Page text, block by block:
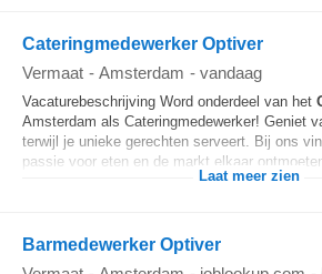
Cateringmedewerker Optiver
Vermaat - Amsterdam - vandaag
Vacaturebeschrijving Word onderdeel van het
Amsterdam als Cateringmedewerker! Geniet
terwijl je unieke gerechten serveert. Bij ons
passie voor eten en de markt elkaar
Laat meer zien
Barmedewerker Optiver